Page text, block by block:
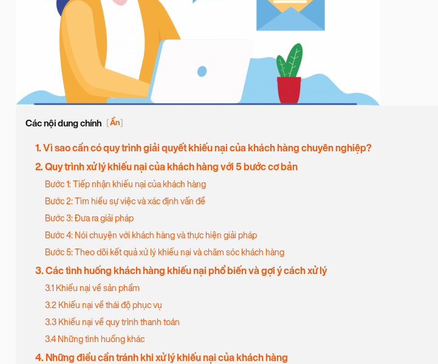
Các nội dung chính [Ẩn]
1. Vì sao cần có quy trình giải quyết khiếu nại của khách hàng chuyên nghiệp?
2. Quy trình xử lý khiếu nại của khách hàng với 5 bước cơ bản
Bước 1: Tiếp nhận khiếu nại của khách hàng
Bước 2: Tìm hiểu sự việc và xác định vấn đề
Bước 3: Đưa ra giải pháp
Bước 4: Nói chuyện với khách hàng và thực hiện giải pháp
Bước 5: Theo dõi kết quả xử lý khiếu nại và chăm sóc khách hàng
3. Các tình huống khách hàng khiếu nại phổ biến và gợi ý cách xử lý
3.1 Khiếu nại về sản phẩm
3.2 Khiếu nại về thái độ phục vụ
3.3 Khiếu nại về quy trình thanh toán
3.4 Những tình huống khác
4. Những điều cần tránh khi xử lý khiếu nại của khách hàng